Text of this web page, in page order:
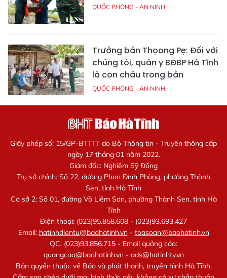
QUỐC PHÒNG - AN NINH
Trưởng bản Thọong Pẹ: Đối với
chúng tôi, quân y BĐBP Hà Tĩnh
là con cháu trong bản
QUỐC PHÒNG - AN NINH
Giấy phép số: 15/GP-BTTTT do Bộ Thông tin - Truyền thông cấp
ngày 17 tháng 01 năm 2022.
Giám đốc: Nghiêm Sỹ Đống
Trụ sở chính: Số 22, đường Phan Đình Phùng, phường Thành
Sen, tỉnh Hà Tĩnh
Cơ sở 2: Số 01, đường Võ Liêm Sơn, phường Thành Sen, tỉnh Hà
Tĩnh
Điện thoại: (023)95.858.608 - (023)93.693.427
Email: hatinhdientu@baohatinh.vn- toasoan@baohatinh.vn
QC: (023)93.856.715 - Email quảng cáo:
quangcao@baohatinh.vn- ads@hatinhtv.vn
Bản quyền thuộc về Báo và phát thanh, truyền hình Hà Tĩnh.